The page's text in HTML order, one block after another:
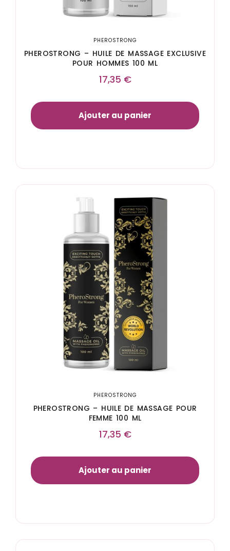
PHEROSTRONG
PHEROSTRONG – HUILE DE MASSAGE EXCLUSIVE
POUR HOMMES 100 ML
17,35 €
Ajouter au panier
PHEROSTRONG
PHEROSTRONG – HUILE DE MASSAGE POUR
FEMME 100 ML
17,35 €
Ajouter au panier